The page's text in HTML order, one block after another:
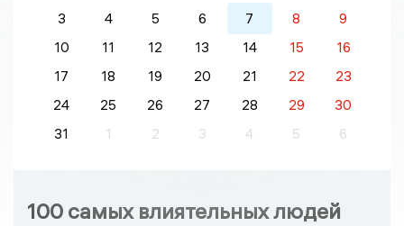
3
4 5 6 7 8
9
10
11 12 13 14 15
16
17
18 19 20 21 22
23
24
25 26 27 28 29
30
31
1 2 3 4 5 6
100 самых влиятельных людей